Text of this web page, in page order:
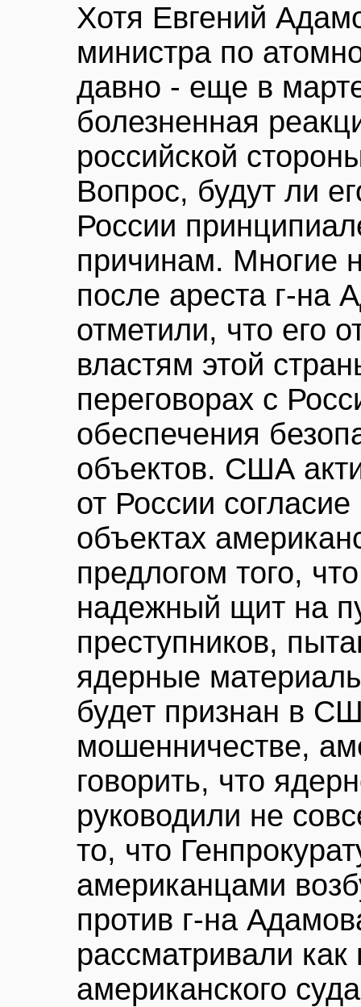
Хотя Евгений
министра по
давно - еще в
болезненная
российской
Вопрос, будут ли
России
причинам. Многие
после ареста г-на
отметили, что его
властям этой
переговорах с
обеспечения
объектов. США
от России
объектах
предлогом того,
надежный щит на
преступников,
ядерные
будет признан в
мошенничестве,
говорить, что
руководили не
то, что
американцами
против г-на
рассматривали как
американского